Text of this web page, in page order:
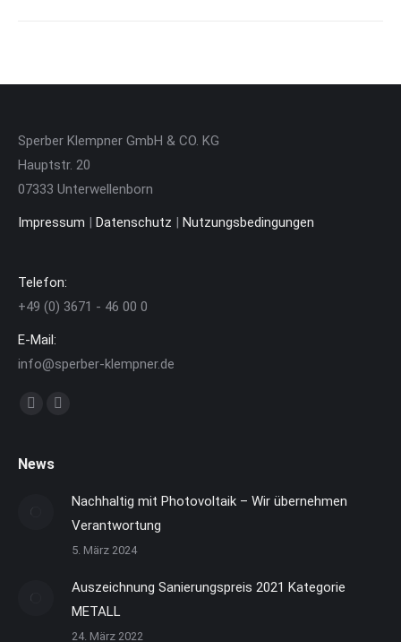
Sperber Klempner GmbH & CO. KG
Hauptstr. 20
07333 Unterwellenborn
Impressum | Datenschutz | Nutzungsbedingungen
Telefon:
+49 (0) 3671 - 46 00 0
E-Mail:
info@sperber-klempner.de
Finden Sie uns auf:
opens
new
window
new
window
News
Nachhaltig mit Photovoltaik – Wir übernehmen
Verantwortung
5. März 2024
Auszeichnung Sanierungspreis 2021 Kategorie
METALL
24. März 2022